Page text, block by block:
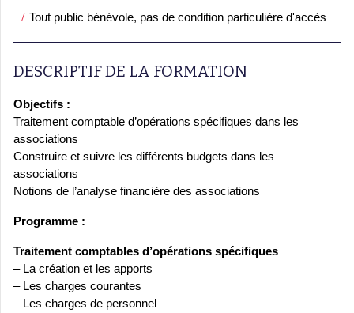
Tout public bénévole, pas de condition particulière d'accès
DESCRIPTIF DE LA FORMATION
Objectifs :
Traitement comptable d’opérations spécifiques dans les
associations
Construire et suivre les différents budgets dans les
associations
Notions de l’analyse financière des associations
Programme :
Traitement comptables d’opérations spécifiques
– La création et les apports
– Les charges courantes
– Les charges de personnel